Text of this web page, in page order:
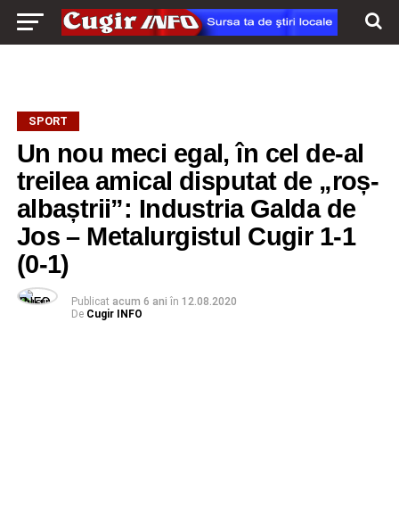
SPORT
Un nou meci egal, în cel de-al
treilea amical disputat de „roș-
albaștrii”: Industria Galda de
Jos – Metalurgistul Cugir 1-1
(0-1)
Publicat acum 6 ani în 12.08.2020
De Cugir INFO